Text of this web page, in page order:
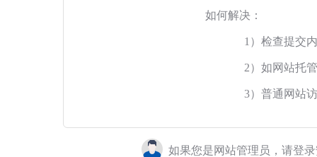
如何解决：
1）检查提交
2）如网站托
3）普通网站
如果您是网站管理员，请登